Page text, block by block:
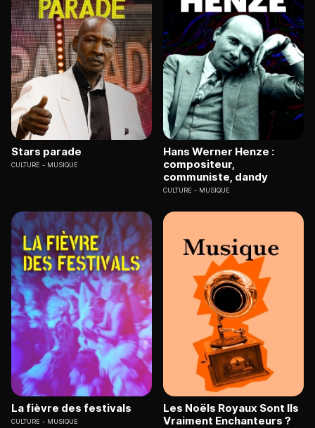
Stars parade
CULTURE MUSIQUE
Hans Werner Henze :
compositeur,
communiste, dandy
CULTURE MUSIQUE
La fièvre des festivals
CULTURE MUSIQUE
Les Noëls Royaux Sont Ils
Vraiment Enchanteurs ?